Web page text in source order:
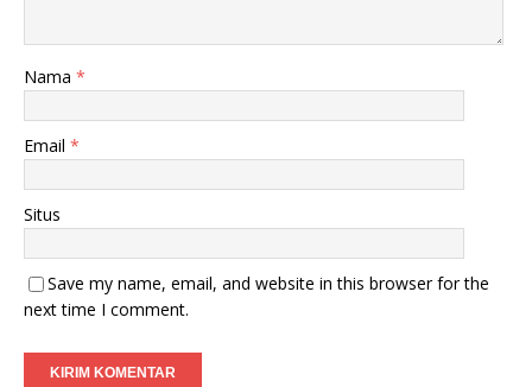
Nama *
Email *
Situs
Save my name, email, and website in this browser for the
next time I comment.